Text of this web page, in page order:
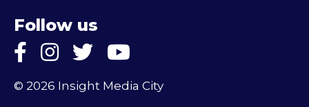
Follow us
© 2026 Insight Media City